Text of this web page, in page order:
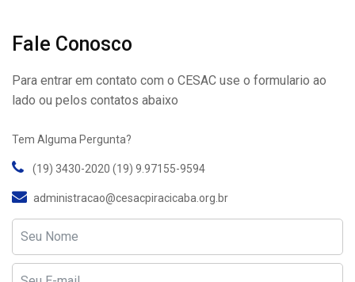
Fale Conosco
Para entrar em contato com o CESAC use o formulario ao
lado ou pelos contatos abaixo
Tem Alguma Pergunta?
(19) 3430-2020 (19) 9.97155-9594
administracao@cesacpiracicaba.org.br